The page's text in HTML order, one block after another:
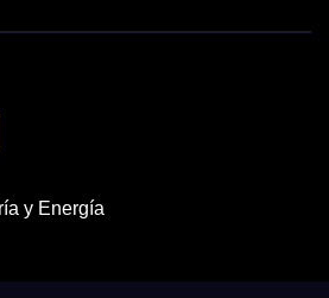
y Energía